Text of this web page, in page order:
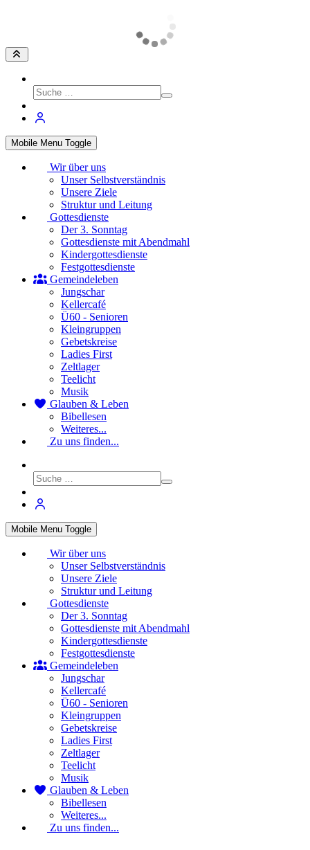
Mobile Menu Toggle
Wir über uns
Unser Selbstverständnis
Unsere Ziele
Struktur und Leitung
Gottesdienste
Der 3. Sonntag
Gottesdienste mit Abendmahl
Kindergottesdienste
Festgottesdienste
Gemeindeleben
Jungschar
Kellercafé
Ü60 - Senioren
Kleingruppen
Gebetskreise
Ladies First
Zeltlager
Teelicht
Musik
Glauben & Leben
Bibellesen
Weiteres...
Zu uns finden...
Mobile Menu Toggle
Wir über uns
Unser Selbstverständnis
Unsere Ziele
Struktur und Leitung
Gottesdienste
Der 3. Sonntag
Gottesdienste mit Abendmahl
Kindergottesdienste
Festgottesdienste
Gemeindeleben
Jungschar
Kellercafé
Ü60 - Senioren
Kleingruppen
Gebetskreise
Ladies First
Zeltlager
Teelicht
Musik
Glauben & Leben
Bibellesen
Weiteres...
Zu uns finden...